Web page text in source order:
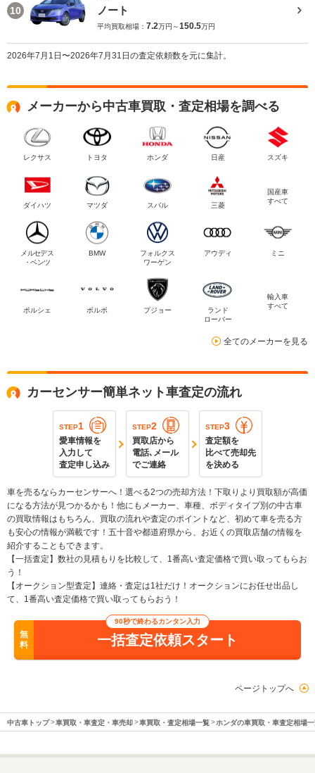
10 ノート
平均買取相場： 7.2万円～150.5万円
2026年7月1日〜2026年7月31日の査定依頼数を元に集計。
メーカーから中古車買取・査定相場を調べる
レクサス トヨタ ホンダ 日産 スズキ
ダイハツ マツダ スバル 三菱
国産車
すべて
メルセデス
・ベンツ
BMW
フォルクス
ワーゲン
アウディ ミニ
ポルシェ ボルボ プジョー
ランド
ローバー
輸入車
すべて
全てのメーカーを見る
カーセンサー簡単ネット車査定の流れ
STEP1
愛車情報を
入力して
査定申し込み
STEP2
買取店から
電話､メール
でご連絡
STEP3
査定額を
比べて売却先
を決める
車を売るならカーセンサーへ！選べる2つの売却方法！下取りより買取額が高価
になる方法が見つかるかも！他にもメーカー、車種、ボディタイプ別の中古車
の買取情報はもちろん、買取の流れや査定のポイントなど、初めて車を売る方
も安心の情報が満載です！五十音や都道府県から、お近くの買取店舗の情報を
紹介することもできます。
【一括査定】数社の見積もりを比較して、1番高い査定価格で買い取ってもらお
う！
【オークション型査定】連絡・査定は1社だけ！オークションにお任せ出品し
て、1番高い査定価格で買い取ってもらおう！
無
料
90秒で終わるカンタン入力
一括査定依頼スタート
ページトップへ
中古車トップ 車買取・車査定・車売却 車買取・査定相場一覧 ホンダの車買取・車査定相場